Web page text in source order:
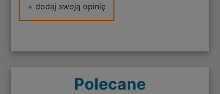
+ dodaj swoją opinię
Polecane